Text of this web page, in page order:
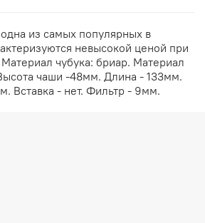
из самых популярных в
невысокой ценой при
чубука: бриар. Материал
чаши -48мм. Длина - 133мм.
Вставка - нет. Фильтр - 9мм.